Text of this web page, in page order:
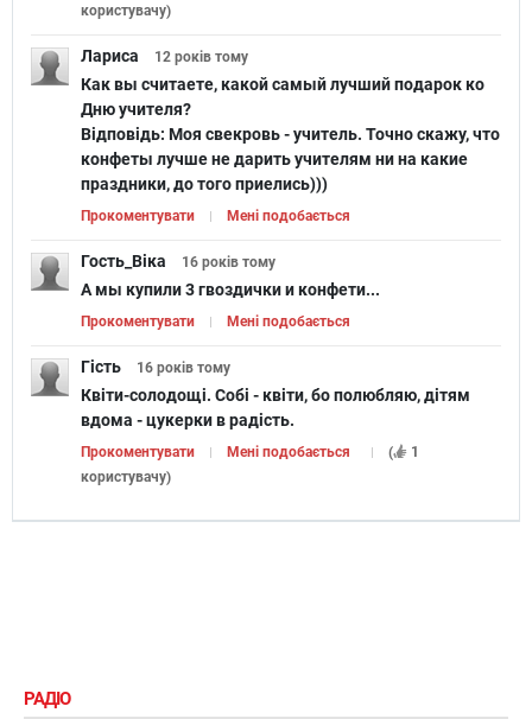
користувачу)
Лариса 12 років тому
Как вы считаете, какой самый лучший подарок ко
Дню учителя?
Відповідь: Моя свекровь - учитель. Точно скажу, что
конфеты лучше не дарить учителям ни на какие
праздники, до того приелись)))
Прокоментувати Мені подобається
Гость_Віка 16 років тому
А мы купили 3 гвоздички и конфети...
Прокоментувати Мені подобається
Гість 16 років тому
Квіти-солодощі. Собі - квіти, бо полюбляю, дітям
вдома - цукерки в радість.
Прокоментувати Мені подобається (
1
користувачу)
РАДІО